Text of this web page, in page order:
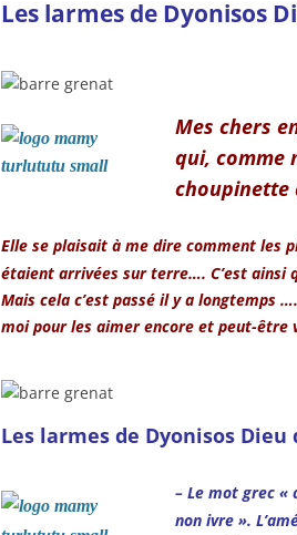
Les larmes de Dyonisos
Mes chers
qui, comme
choupinette
Elle se plaisait à me dire comment les
étaient arrivées sur terre…. C’est
Mais cela c’est passé il y a longtemps
moi pour les aimer encore et peut-être
Les larmes de Dyonisos Dieu
– Le mot grec
non ivre ».